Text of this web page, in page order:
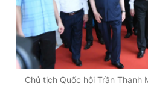
Chủ tịch Quốc hội Trần Thanh